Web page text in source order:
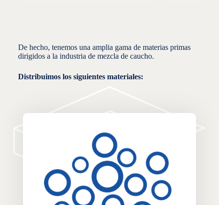
De hecho, tenemos una amplia gama de materias primas
dirigidos a la industria de mezcla de caucho.
Distribuimos los siguientes materiales: